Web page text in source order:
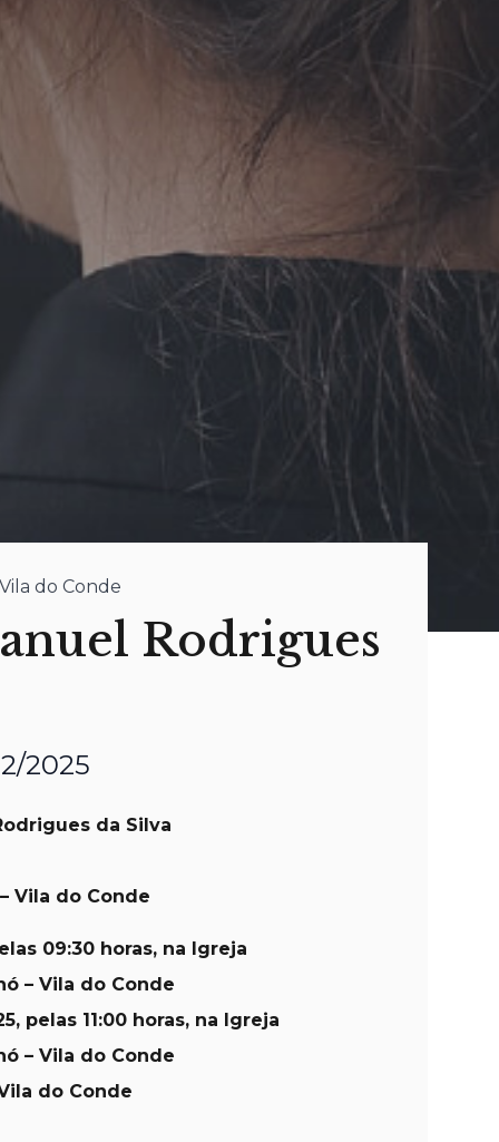
do Conde
Rodrigues
2025
da Silva
Vila do Conde
09:30 horas, na Igreja
– Vila do Conde
pelas 11:00 horas, na Igreja
– Vila do Conde
do Conde